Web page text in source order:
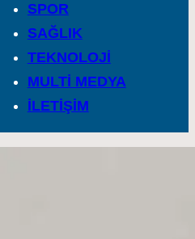
SPOR
SAĞLIK
TEKNOLOJİ
MULTİ MEDYA
İLETİŞİM